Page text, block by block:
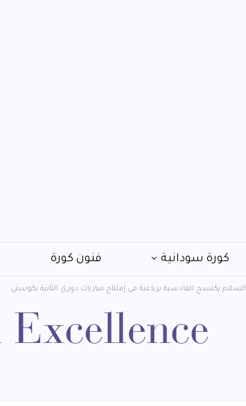
كورة سودانية فنون كورة
السلام يكتسح القادسية برباعية في إفتتاح مباريات دوري الثانية بكوستي